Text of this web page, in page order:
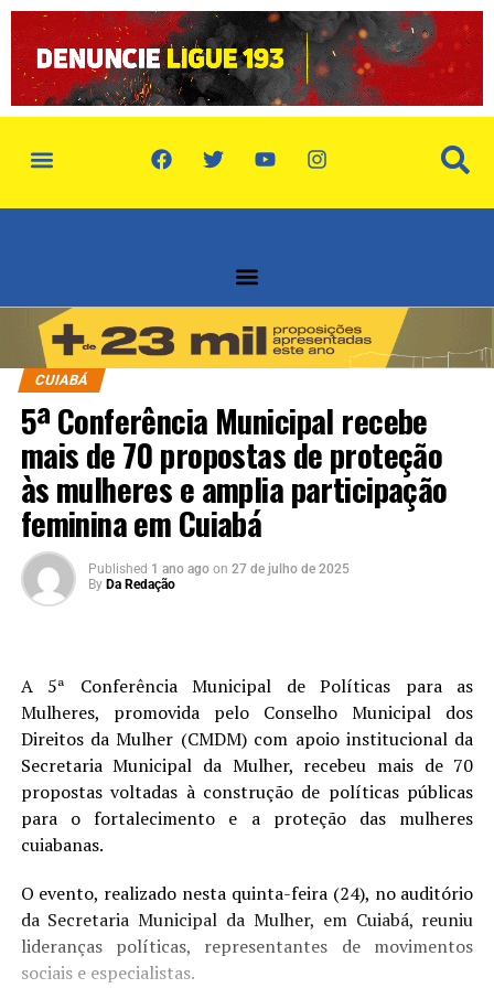
CUIABÁ
5ª Conferência Municipal recebe
mais de 70 propostas de proteção
às mulheres e amplia participação
feminina em Cuiabá
Published 1 ano ago on 27 de julho de 2025
By Da Redação
A 5ª Conferência Municipal de Políticas para as
Mulheres, promovida pelo Conselho Municipal dos
Direitos da Mulher (CMDM) com apoio institucional da
Secretaria Municipal da Mulher, recebeu mais de 70
propostas voltadas à construção de políticas públicas
para o fortalecimento e a proteção das mulheres
cuiabanas.
O evento, realizado nesta quinta-feira (24), no auditório
da Secretaria Municipal da Mulher, em Cuiabá, reuniu
lideranças políticas, representantes de movimentos
sociais e especialistas.